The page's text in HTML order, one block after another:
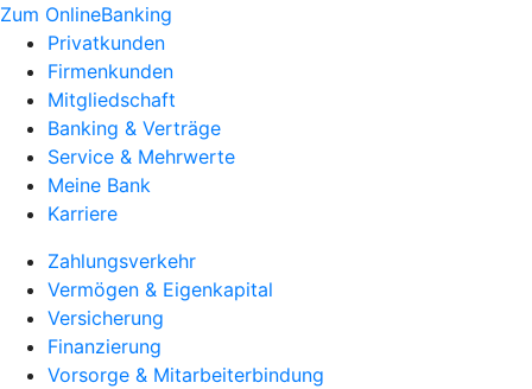
Zum OnlineBanking
Privatkunden
Firmenkunden
Mitgliedschaft
Banking & Verträge
Service & Mehrwerte
Meine Bank
Karriere
Zahlungsverkehr
Vermögen & Eigenkapital
Versicherung
Finanzierung
Vorsorge & Mitarbeiterbindung